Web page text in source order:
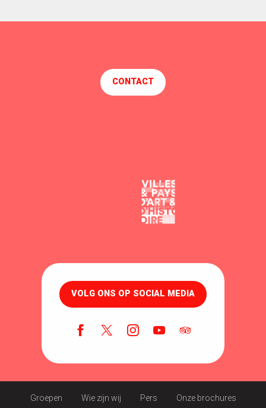
CONTACT
VOLG ONS OP SOCIAL MEDIA
Groepen Wie zijn wij Pers Onze brochures